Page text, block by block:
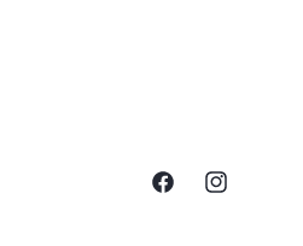
FacebookInstagram